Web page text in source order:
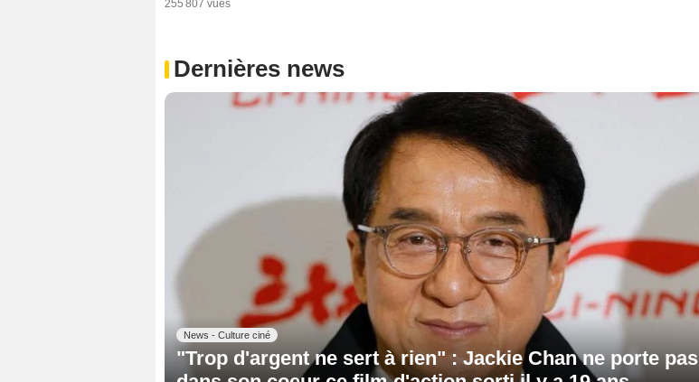
255 807 vues
Dernières news
News - Culture ciné
"Trop d'argent ne sert à rien" : Jackie Chan ne porte pas